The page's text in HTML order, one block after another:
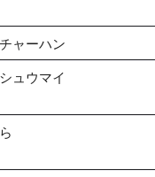
ャーハン
ュウマイ